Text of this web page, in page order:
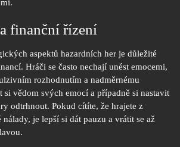
finanční řízení
aspektů hazardních her je důležité
Hráči se často nechají unést emocemi,
rozhodnutím a nadměrnému
si vědom svých emocí a případně si nastavit
odtrhnout. Pokud cítíte, že hrajete z
nálady, je lepší si dát pauzu a vrátit se až